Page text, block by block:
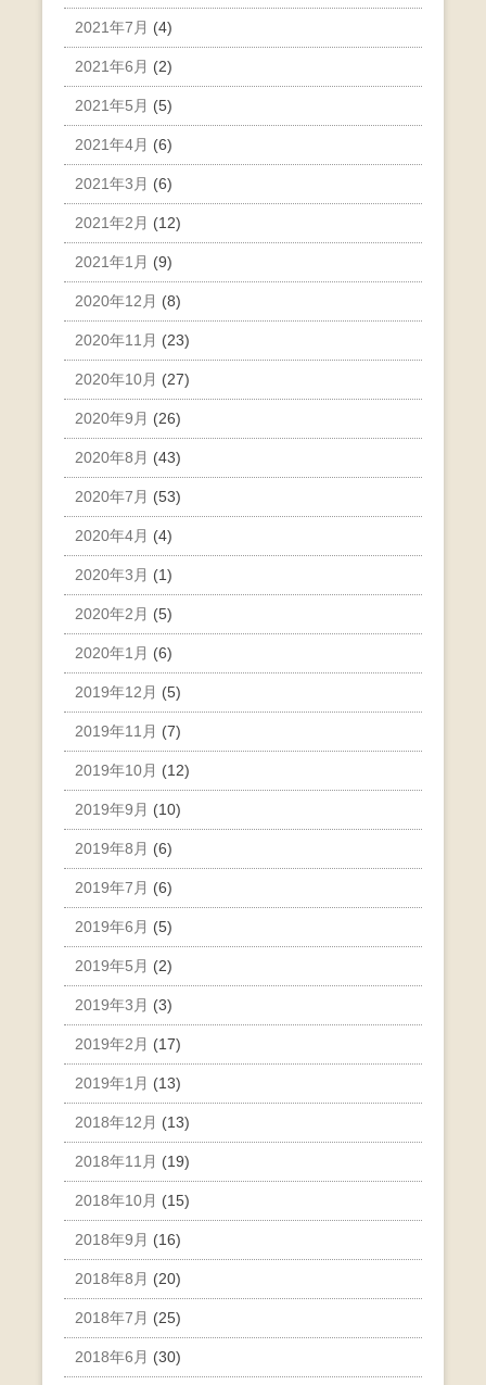
2021年7月 (4)
2021年6月 (2)
2021年5月 (5)
2021年4月 (6)
2021年3月 (6)
2021年2月 (12)
2021年1月 (9)
2020年12月 (8)
2020年11月 (23)
2020年10月 (27)
2020年9月 (26)
2020年8月 (43)
2020年7月 (53)
2020年4月 (4)
2020年3月 (1)
2020年2月 (5)
2020年1月 (6)
2019年12月 (5)
2019年11月 (7)
2019年10月 (12)
2019年9月 (10)
2019年8月 (6)
2019年7月 (6)
2019年6月 (5)
2019年5月 (2)
2019年3月 (3)
2019年2月 (17)
2019年1月 (13)
2018年12月 (13)
2018年11月 (19)
2018年10月 (15)
2018年9月 (16)
2018年8月 (20)
2018年7月 (25)
2018年6月 (30)